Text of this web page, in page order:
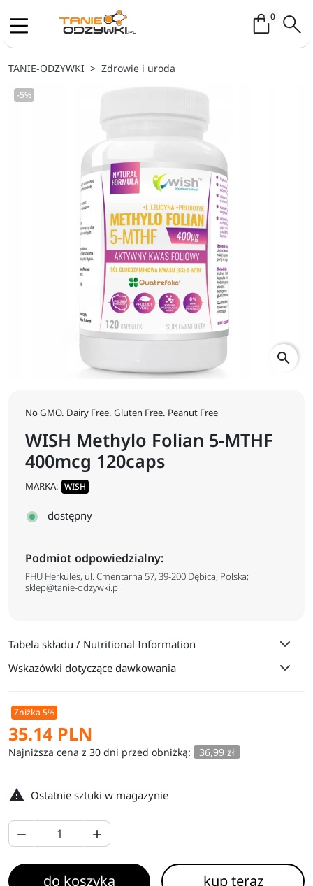
0Koszyk /
TANIE-ODZYWKI Zdrowie i uroda
-5%
search
No GMO. Dairy Free. Gluten Free. Peanut Free
WISH Methylo Folian 5-MTHF
400mcg 120caps
MARKA: WISH
dostępny
Podmiot odpowiedzialny:
FHU Herkules, ul. Cmentarna 57, 39-200 Dębica, Polska;
sklep@tanie-odzywki.pl
Tabela składu / Nutritional Information
Wskazówki dotyczące dawkowania
Zniżka 5%
35.14 PLN
Najniższa cena z 30 dni przed obniżką: 36,99 zł
 Ostatnie sztuki w magazynie
 
do koszyka kup teraz